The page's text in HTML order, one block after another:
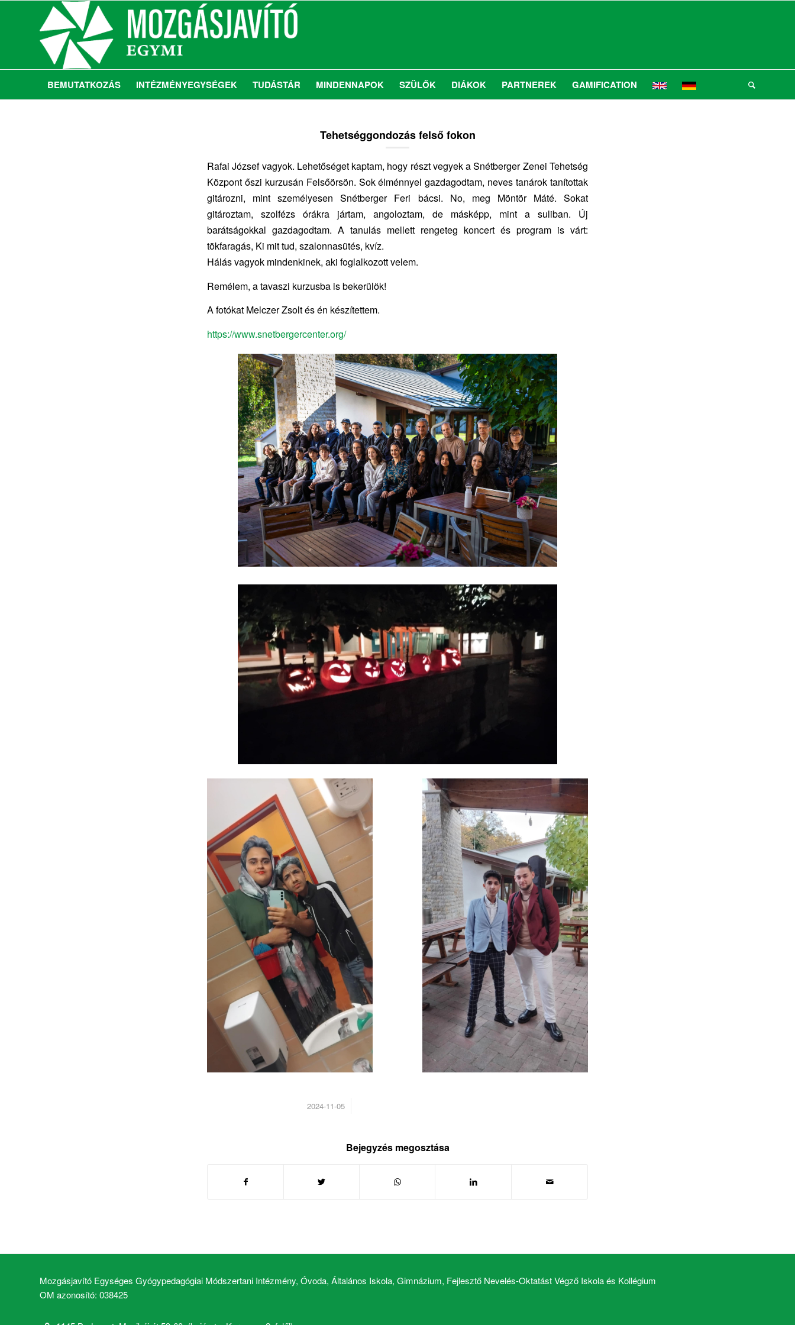
BEMUTATKOZÁS INTÉZMÉNYEGYSÉGEK TUDÁSTÁR MINDENNAPOK SZÜLŐK DIÁKOK PARTNEREK GAMIFICATION
Tehetséggondozás felső fokon
Rafai József vagyok. Lehetőséget kaptam, hogy részt vegyek a Snétberger Zenei Tehetség
Központ őszi kurzusán Felsőörsön. Sok élménnyel gazdagodtam, neves tanárok tanítottak
gitározni, mint személyesen Snétberger Feri bácsi. No, meg Möntör Máté. Sokat
gitároztam, szolfézs órákra jártam, angoloztam, de másképp, mint a suliban. Új
barátságokkal gazdagodtam. A tanulás mellett rengeteg koncert és program is várt:
tökfaragás, Ki mit tud, szalonnasütés, kvíz.
Hálás vagyok mindenkinek, aki foglalkozott velem.
Remélem, a tavaszi kurzusba is bekerülök!
A fotókat Melczer Zsolt és én készítettem.
https://www.snetbergercenter.org/
2024-11-05
/
Bejegyzés megosztása
Mozgásjavító Egységes Gyógypedagógiai Módszertani Intézmény, Óvoda, Általános Iskola, Gimnázium, Fejlesztő Nevelés-Oktatást Végző Iskola és Kollégium
OM azonosító: 038425